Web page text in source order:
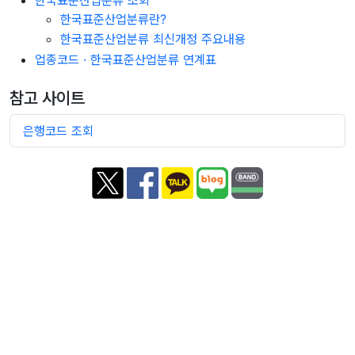
한국표준산업분류란?
한국표준산업분류 최신개정 주요내용
업종코드 · 한국표준산업분류 연계표
참고 사이트
은행코드 조회